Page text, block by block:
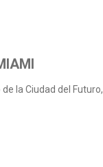
de la Ciudad del Futuro,